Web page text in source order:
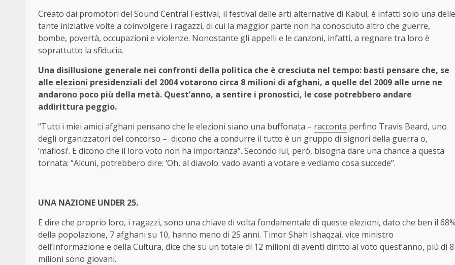
Creato dai promotori del Sound Central Festival, il festival delle arti alternative di Kabul, è infatti solo una delle
tante iniziative volte a coinvolgere i ragazzi, di cui la maggior parte non ha conosciuto altro che guerre,
bombe, povertà, occupazioni e violenze. Nonostante gli appelli e le canzoni, infatti, a regnare tra loro è
soprattutto la sfiducia.
Una disillusione generale nei confronti della politica che è cresciuta nel tempo: basti pensare che, se
alle elezioni presidenziali del 2004 votarono circa 8 milioni di afghani, a quelle del 2009 alle urne ne
andarono poco più della metà. Quest’anno, a sentire i pronostici, le cose potrebbero andare
addirittura peggio.
“Tutti i miei amici afghani pensano che le elezioni siano una buffonata – racconta perfino Travis Beard, uno
degli organizzatori del concorso – dicono che a condurre il tutto è un gruppo di signori della guerra o,
‘mafiosi’. E dicono che il loro voto non ha importanza”. Secondo lui, però, bisogna dare una chance a questa
tornata: “Alcuni, potrebbero dire: ‘Oh, al diavolo: vado avanti a votare e vediamo cosa succede”.
UNA NAZIONE UNDER 25.
E dire che proprio loro, i ragazzi, sono una chiave di volta fondamentale di queste elezioni, dato che ben il
della popolazione, 7 afghani su 10, hanno meno di 25 anni. Timor Shah Ishaqzai, vice ministro
dell’Informazione e della Cultura, dice che su un totale di 12 milioni di aventi diritto al voto quest’anno, più di 8
milioni sono giovani.